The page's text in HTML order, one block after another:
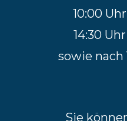
10:00
14:30
sowie
Sie